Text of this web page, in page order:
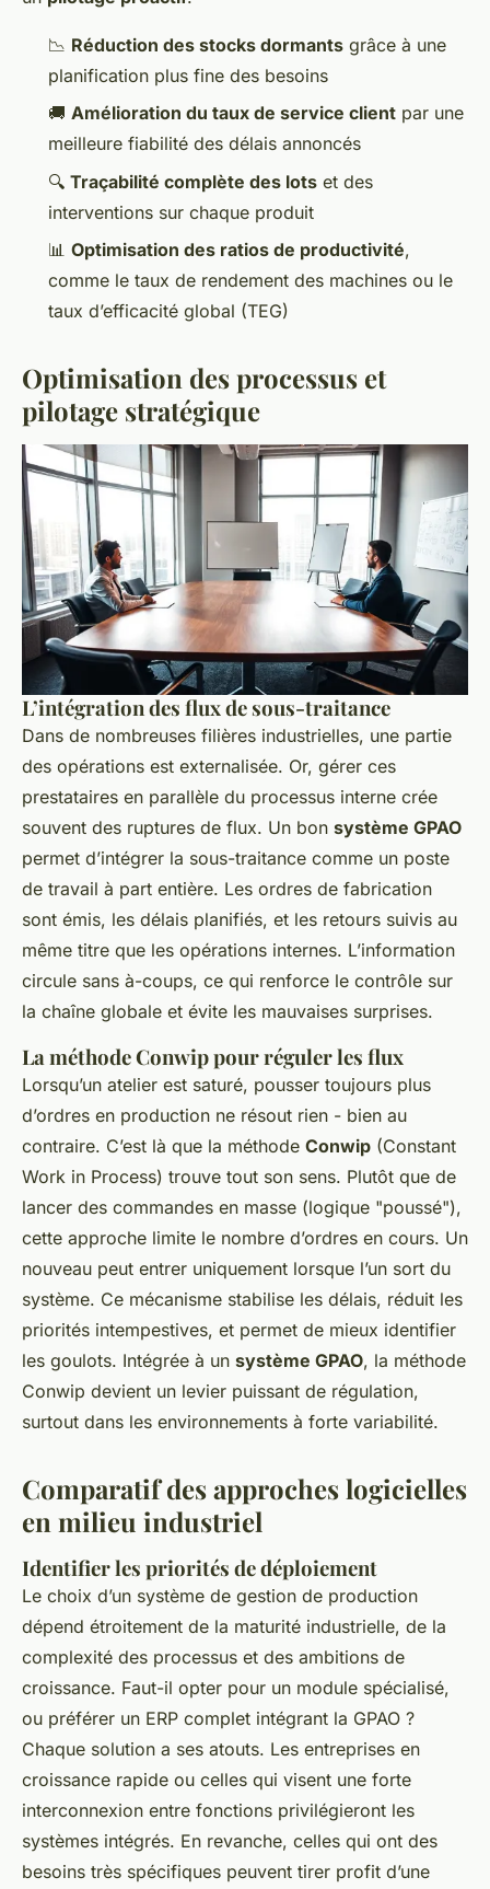
📉 Réduction des stocks dormants grâce à une
planification plus fine des besoins
🚚 Amélioration du taux de service client par une
meilleure fiabilité des délais annoncés
🔍 Traçabilité complète des lots et des
interventions sur chaque produit
📊 Optimisation des ratios de productivité,
comme le taux de rendement des machines ou le
taux d’efficacité global (TEG)
Optimisation des processus et
pilotage stratégique
L’intégration des flux de sous-traitance
Dans de nombreuses filières industrielles, une partie
des opérations est externalisée. Or, gérer ces
prestataires en parallèle du processus interne crée
souvent des ruptures de flux. Un bon système GPAO
permet d’intégrer la sous-traitance comme un poste
de travail à part entière. Les ordres de fabrication
sont émis, les délais planifiés, et les retours suivis au
même titre que les opérations internes. L’information
circule sans à-coups, ce qui renforce le contrôle sur
la chaîne globale et évite les mauvaises surprises.
La méthode Conwip pour réguler les flux
Lorsqu’un atelier est saturé, pousser toujours plus
d’ordres en production ne résout rien - bien au
contraire. C’est là que la méthode Conwip (Constant
Work in Process) trouve tout son sens. Plutôt que de
lancer des commandes en masse (logique "poussé"),
cette approche limite le nombre d’ordres en cours. Un
nouveau peut entrer uniquement lorsque l’un sort du
système. Ce mécanisme stabilise les délais, réduit les
priorités intempestives, et permet de mieux identifier
les goulots. Intégrée à un système GPAO, la méthode
Conwip devient un levier puissant de régulation,
surtout dans les environnements à forte variabilité.
Comparatif des approches logicielles
en milieu industriel
Identifier les priorités de déploiement
Le choix d’un système de gestion de production
dépend étroitement de la maturité industrielle, de la
complexité des processus et des ambitions de
croissance. Faut-il opter pour un module spécialisé,
ou préférer un ERP complet intégrant la GPAO ?
Chaque solution a ses atouts. Les entreprises en
croissance rapide ou celles qui visent une forte
interconnexion entre fonctions privilégieront les
systèmes intégrés. En revanche, celles qui ont des
besoins très spécifiques peuvent tirer profit d’une